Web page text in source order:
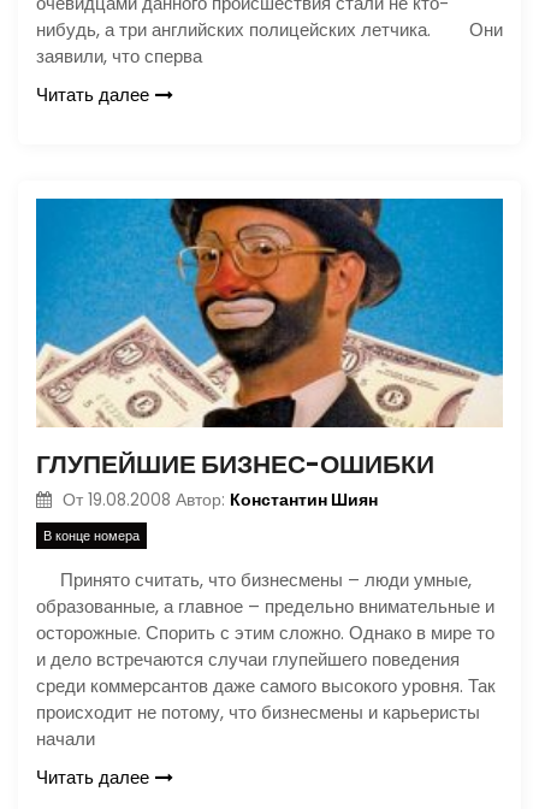
нибудь, а три английских полицейских летчика. Они
заявили, что сперва
Читать далее
ГЛУПЕЙШИЕ БИЗНЕС-ОШИБКИ
От 19.08.2008 Автор: Константин Шиян
В конце номера
Принято считать, что бизнесмены – люди умные,
образованные, а главное – предельно внимательные и
осторожные. Спорить с этим сложно. Однако в мире то
и дело встречаются случаи глупейшего поведения
среди коммерсантов даже самого высокого уровня. Так
происходит не потому, что бизнесмены и карьеристы
начали
Читать далее